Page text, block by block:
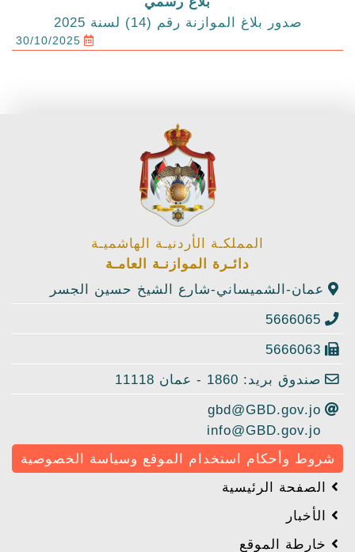
صدور بلاغ الموازنة رقم (14) لسنة 2025
30/10/2025
المملكـة الأردنيـة الهاشميـة
دائـرة الموازنـة العامـة
عمان-الشميساني-شارع الشيخ حسين الجسر
5666065
5666063
صندوق بريد: 1860 - عمان 11118
gbd@GBD.gov.jo
info@GBD.gov.jo
شروط وأحكام استخدام الموقع وسياسة الخصوصية
الصفحة الرئيسية
الأخبار
خارطة الموقع